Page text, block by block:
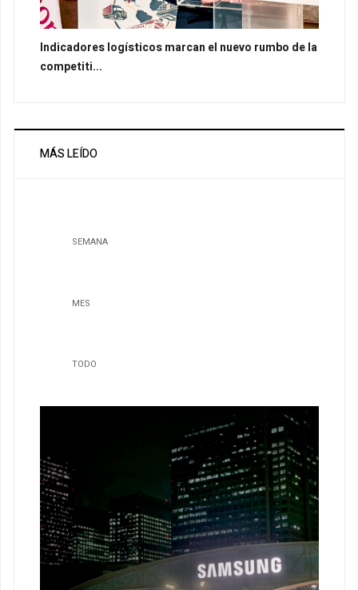
Indicadores logísticos marcan el nuevo rumbo de la
competiti...
MÁS LEÍDO
SEMANA
MES
TODO